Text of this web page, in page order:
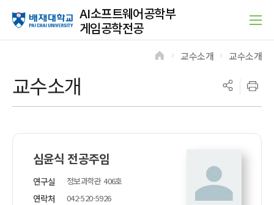
AI소프트웨어공학부
게임공학전공
교수소개
교수소개 교수소개
심윤식 전공주임
연구실 정보과학관 406호
연락처 042-520-5926